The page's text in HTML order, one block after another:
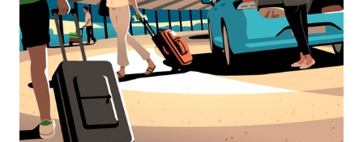
close
the
calendar.